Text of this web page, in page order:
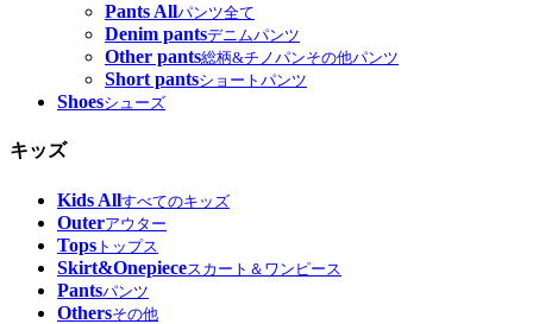
Pants Allパンツ全て
Denim pantsデニムパンツ
Other pants総柄&チノパンその他パンツ
Short pantsショートパンツ
Shoesシューズ
キッズ
Kids Allすべてのキッズ
Outerアウター
Tops トップス
Skirt&Onepieceスカート＆ワンピース
Pantsパンツ
Othersその他